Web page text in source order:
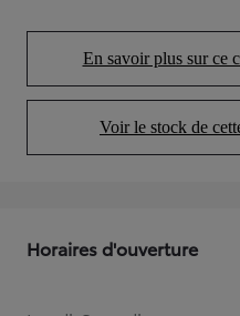
En savoir plus sur ce
Voir le stock de
Horaires d'ouverture